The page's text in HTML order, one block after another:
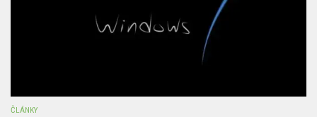
ČLÁNKY